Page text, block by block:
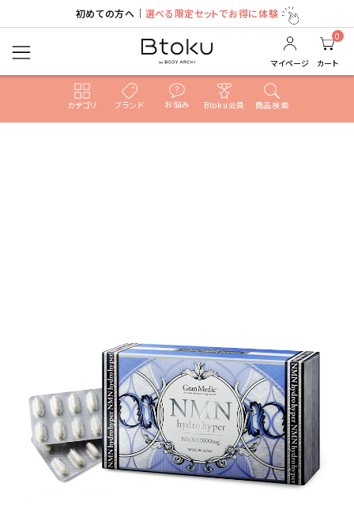
初めての方へ｜ 選べる限定セットでお得に体験
マイページ
0
カート
カテゴリ ブランド お悩み Btoku会員 商品検索
ブランド
新着
ガチ選部